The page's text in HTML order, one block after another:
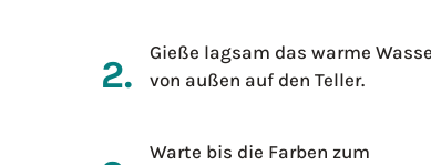
Gieße lagsam das warme
von außen auf den Teller.
Warte bis die Farben zum